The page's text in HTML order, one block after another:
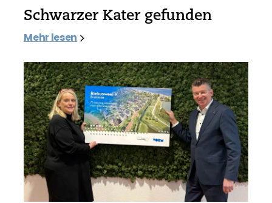
Schwarzer Kater gefunden
Mehr lesen